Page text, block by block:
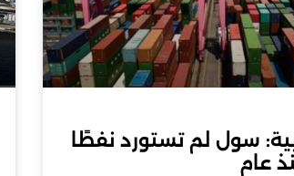
سول لم تستورد نفطًا
عام